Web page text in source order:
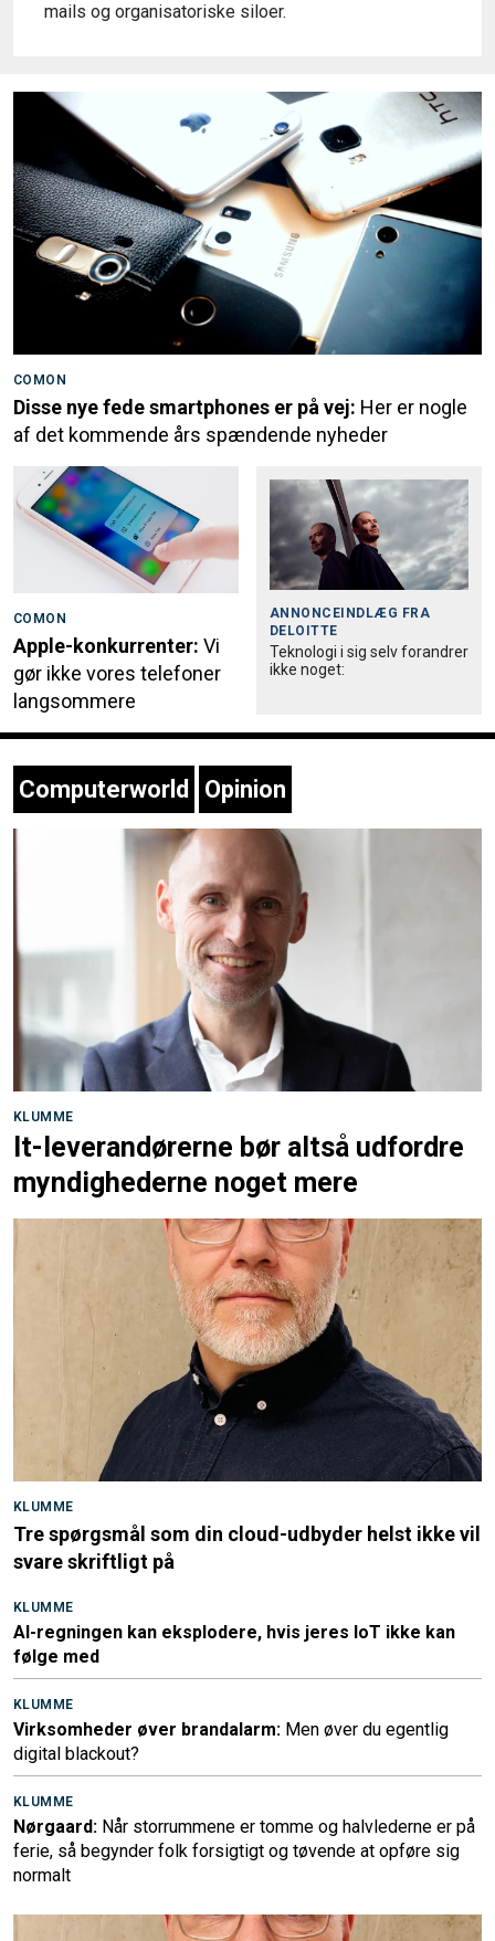
mails og organisatoriske siloer.
COMON
Disse nye fede smartphones er på vej: Her er nogle
af det kommende års spændende nyheder
COMON
Apple-konkurrenter: Vi
gør ikke vores telefoner
langsommere
ANNONCEINDLÆG FRA
DELOITTE
Teknologi i sig selv forandrer
ikke noget:
Computerworld Opinion
KLUMME
It-leverandørerne bør altså udfordre
myndighederne noget mere
KLUMME
Tre spørgsmål som din cloud-udbyder helst ikke vil
svare skriftligt på
KLUMME
AI-regningen kan eksplodere, hvis jeres IoT ikke kan
følge med
KLUMME
Virksomheder øver brandalarm: Men øver du egentlig
digital blackout?
KLUMME
Nørgaard: Når storrummene er tomme og halvlederne er på
ferie, så begynder folk forsigtigt og tøvende at opføre sig
normalt